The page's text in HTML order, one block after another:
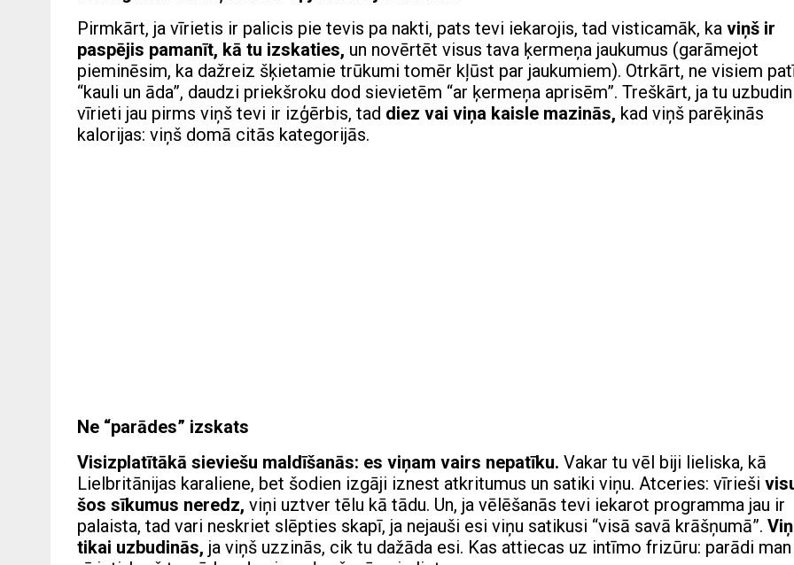
Pirmkārt, ja vīrietis ir palicis pie tevis pa nakti, pats tevi iekarojis, tad visticamāk, ka viņš ir
paspējis pamanīt, kā tu izskaties, un novērtēt visus tava ķermeņa jaukumus (garāmejot
pieminēsim, ka dažreiz šķietamie trūkumi tomēr kļūst par jaukumiem). Otrkārt, ne visiem
“kauli un āda”, daudzi priekšroku dod sievietēm “ar ķermeņa aprisēm”. Treškārt, ja tu
vīrieti jau pirms viņš tevi ir izģērbis, tad diez vai viņa kaisle mazinās, kad viņš parēķinās
kalorijas: viņš domā citās kategorijās.
Ne “parādes” izskats
Visizplatītākā sieviešu maldīšanās: es viņam vairs nepatīku. Vakar tu vēl biji lieliska, kā
Lielbritānijas karaliene, bet šodien izgāji iznest atkritumus un satiki viņu. Atceries: vīrieši
šos sīkumus neredz, viņi uztver tēlu kā tādu. Un, ja vēlēšanās tevi iekarot programma jau ir
palaista, tad vari neskriet slēpties skapī, ja nejauši esi viņu satikusi “visā savā krāšņumā”.
tikai uzbudinās, ja viņš uzzinās, cik tu dažāda esi. Kas attiecas uz intīmo frizūru: parādi man